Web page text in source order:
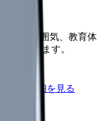
場の雰囲気、教育体
設計します。
ービス詳細を見る